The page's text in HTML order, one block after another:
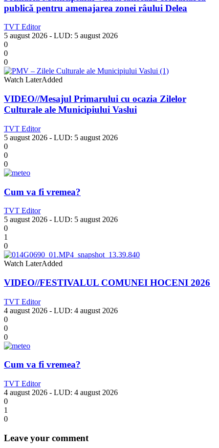
publică pentru amenajarea zonei râului Delea
TVT Editor
5 august 2026 - LUD: 5 august 2026
0
0
0
Watch LaterAdded
VIDEO//Mesajul Primarului cu ocazia Zilelor
Culturale ale Municipiului Vaslui
TVT Editor
5 august 2026 - LUD: 5 august 2026
0
0
0
Cum va fi vremea?
TVT Editor
5 august 2026 - LUD: 5 august 2026
0
1
0
Watch LaterAdded
VIDEO//FESTIVALUL COMUNEI HOCENI 2026
TVT Editor
4 august 2026 - LUD: 4 august 2026
0
0
0
Cum va fi vremea?
TVT Editor
4 august 2026 - LUD: 4 august 2026
0
1
0
Leave your comment